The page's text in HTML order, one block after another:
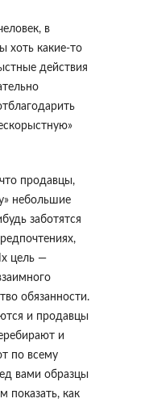
в
хоть какие-то
действия
продавцы,
небольшие
заботятся
цель —
обязанности.
и продавцы
и
по всему
вами образцы
показать, как